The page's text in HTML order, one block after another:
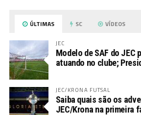
ÚLTIMAS SC VÍDEOS
JEC
Modelo de SAF do JEC
atuando no clube;
JEC/KRONA FUTSAL
Saiba quais são os
JEC/Krona na primeira